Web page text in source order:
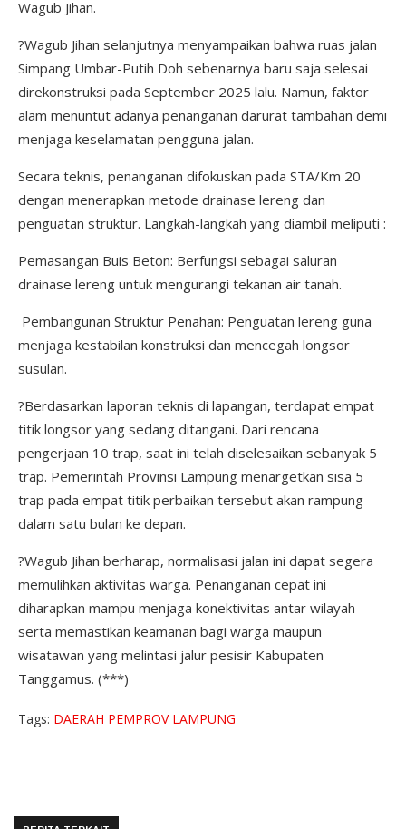
Wagub Jihan.
?Wagub Jihan selanjutnya menyampaikan bahwa ruas jalan
Simpang Umbar-Putih Doh sebenarnya baru saja selesai
direkonstruksi pada September 2025 lalu. Namun, faktor
alam menuntut adanya penanganan darurat tambahan demi
menjaga keselamatan pengguna jalan.
Secara teknis, penanganan difokuskan pada STA/Km 20
dengan menerapkan metode drainase lereng dan
penguatan struktur. Langkah-langkah yang diambil meliputi :
Pemasangan Buis Beton: Berfungsi sebagai saluran
drainase lereng untuk mengurangi tekanan air tanah.
Pembangunan Struktur Penahan: Penguatan lereng guna
menjaga kestabilan konstruksi dan mencegah longsor
susulan.
?Berdasarkan laporan teknis di lapangan, terdapat empat
titik longsor yang sedang ditangani. Dari rencana
pengerjaan 10 trap, saat ini telah diselesaikan sebanyak 5
trap. Pemerintah Provinsi Lampung menargetkan sisa 5
trap pada empat titik perbaikan tersebut akan rampung
dalam satu bulan ke depan.
?Wagub Jihan berharap, normalisasi jalan ini dapat segera
memulihkan aktivitas warga. Penanganan cepat ini
diharapkan mampu menjaga konektivitas antar wilayah
serta memastikan keamanan bagi warga maupun
wisatawan yang melintasi jalur pesisir Kabupaten
Tanggamus. (***)
Tags: DAERAH PEMPROV LAMPUNG